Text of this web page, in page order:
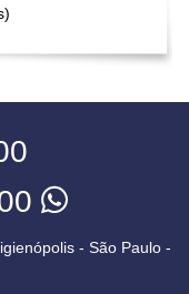
- São Paulo -